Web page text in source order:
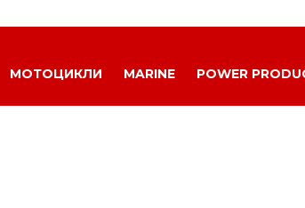
МОТОЦИКЛИ MARINE POWER